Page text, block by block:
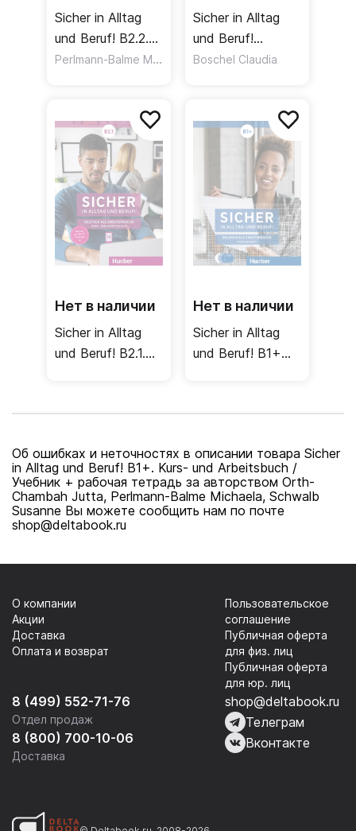
Sicher in Alltag
und Beruf! B2.2.
Kursbuch +
рабочая тетрадь
Часть 2
Perlmann-Balme Michaela ,Schwalb Susanne
Sicher in Alltag
und Beruf!
Lehrerhandbuch.
Boschel Claudia
Нет в наличии
Sicher in Alltag
und Beruf! B2.1.
Учебник +
Часть 1
Нет в наличии
Sicher in Alltag
und Beruf! B1+
Об ошибках и неточностях в описании товара Sicher
in Alltag und Beruf! B1+. Kurs- und Arbeitsbuch /
Учебник + рабочая тетрадь за авторством Orth-
Chambah Jutta, Perlmann-Balme Michaela, Schwalb
Susanne Вы можете сообщить нам по почте
shop@deltabook.ru
8 (499) 552-71-76
Отдел продаж
8 (800) 700-10-06
Доставка
О компании
Акции
Доставка
Оплата и возврат
Пользовательское
соглашение
Публичная оферта
для физ. лиц
Публичная оферта
для юр. лиц
shop@deltabook.ru
Телеграм
Вконтакте